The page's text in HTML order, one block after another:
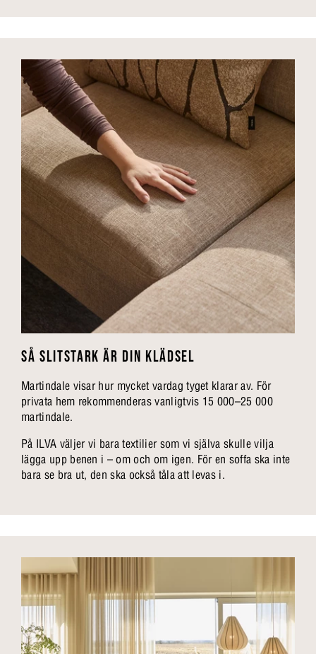
SÅ SLITSTARK ÄR DIN KLÄDSEL
Martindale visar hur mycket vardag tyget klarar av. För
privata hem rekommenderas vanligtvis 15 000–25 000
martindale.
På ILVA väljer vi bara textilier som vi själva skulle vilja
lägga upp benen i – om och om igen. För en soffa ska inte
bara se bra ut, den ska också tåla att levas i.